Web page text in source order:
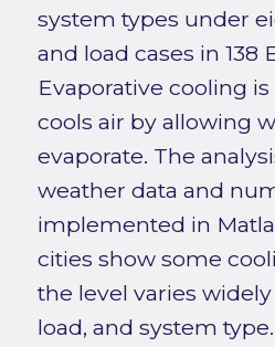
system types under
and load cases in 138
Evaporative cooling
cools air by allowing
evaporate. The
weather data and
implemented in
cities show some
the level varies
load, and system